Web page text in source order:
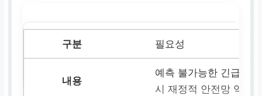
필요성
예측 불가능한 긴급 상
시 재정적 안전망 역할